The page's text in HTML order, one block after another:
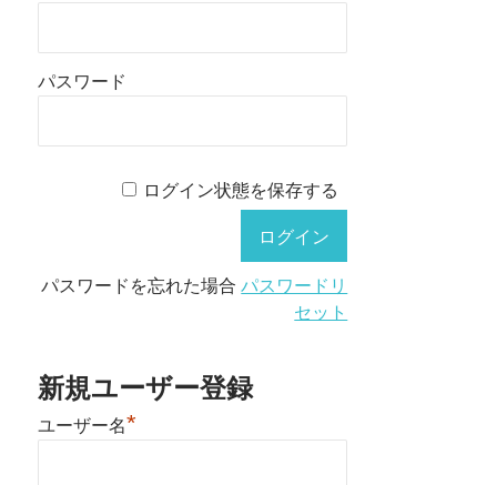
パスワード
ログイン状態を保存する
パスワードを忘れた場合パスワードリ
セット
新規ユーザー登録
ユーザー名*